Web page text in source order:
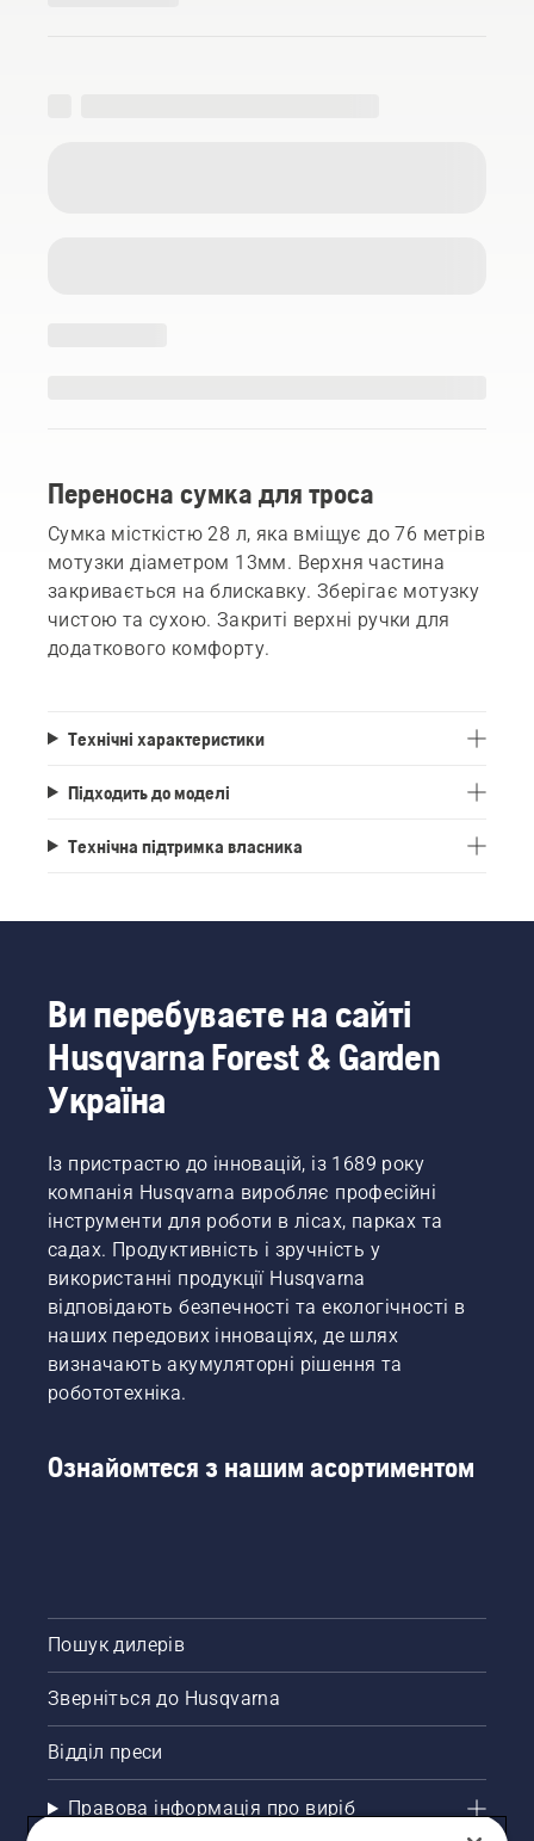
Переносна сумка для троса
Сумка місткістю 28 л, яка вміщує до 76 метрів
мотузки діаметром 13мм. Верхня частина
закривається на блискавку. Зберігає мотузку
чистою та сухою. Закриті верхні ручки для
додаткового комфорту.
Технічні характеристики
Підходить до моделі
Технічна підтримка власника
Ви перебуваєте на сайті
Husqvarna Forest & Garden
Україна
Із пристрастю до інновацій, із 1689 року
компанія Husqvarna виробляє професійні
інструменти для роботи в лісах, парках та
садах. Продуктивність і зручність у
використанні продукції Husqvarna
відповідають безпечності та екологічності в
наших передових інноваціях, де шлях
визначають акумуляторні рішення та
робототехніка.
Ознайомтеся з нашим асортиментом
Пошук дилерів
Зверніться до Husqvarna
Відділ преси
Правова інформація про виріб